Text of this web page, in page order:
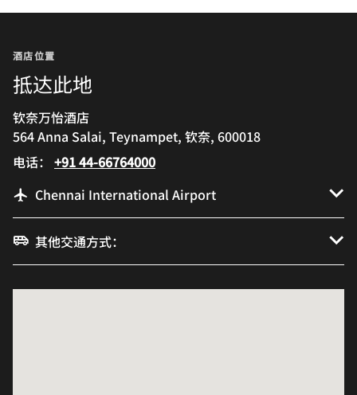
酒店位置
抵达此地
钦奈万怡酒店
564 Anna Salai, Teynampet, 钦奈, 600018
电话： +91 44-66764000
Chennai International Airport
其他交通方式：